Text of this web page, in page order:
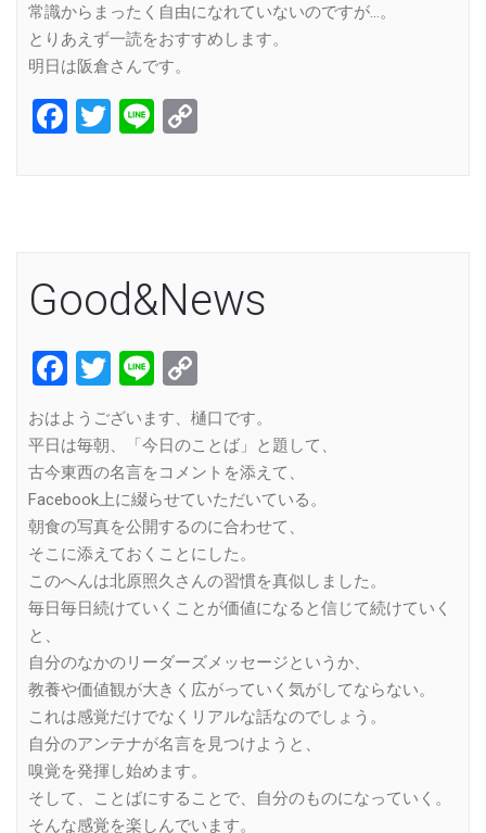
常識からまったく自由になれていないのですが…。
とりあえず一読をおすすめします。
明日は阪倉さんです。
Facebook
Twitter
Line
Good&News
Facebook
Twitter
Line
Link
おはようございます、樋口です。
平日は毎朝、「今日のことば」と題して、
古今東西の名言をコメントを添えて、
Facebook上に綴らせていただいている。
朝食の写真を公開するのに合わせて、
そこに添えておくことにした。
このへんは北原照久さんの習慣を真似しました。
毎日毎日続けていくことが価値になると信じて続けていく
と、
自分のなかのリーダーズメッセージというか、
教養や価値観が大きく広がっていく気がしてならない。
これは感覚だけでなくリアルな話なのでしょう。
自分のアンテナが名言を見つけようと、
嗅覚を発揮し始めます。
そして、ことばにすることで、自分のものになっていく。
そんな感覚を楽しんでいます。